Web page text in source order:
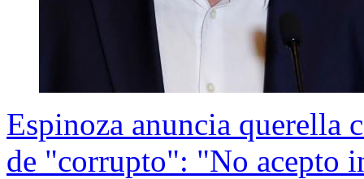
Espinoza anuncia querella
de "corrupto": "No acepto